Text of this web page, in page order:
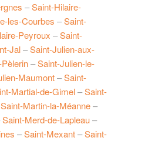
–Saint-Hilaire-
les-Courbes –Saint-
Peyroux –Saint-
Jal–Saint-Julien-aux-
–Saint-Julien-le-
Maumont–Saint-
Martial-de-Gimel–Saint-
Saint-Martin-la-Méanne–
Saint-Merd-de-Lapleau–
–Saint-Mexant–Saint-